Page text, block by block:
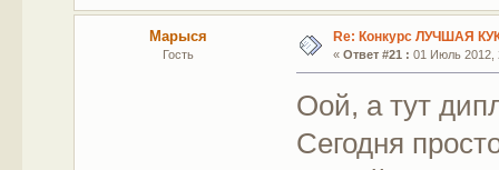
Марыся
Гость
Re: Конкурс ЛУЧШАЯ
« Ответ #21 : 01 Июль 2012,
Оой, а тут
Сегодня